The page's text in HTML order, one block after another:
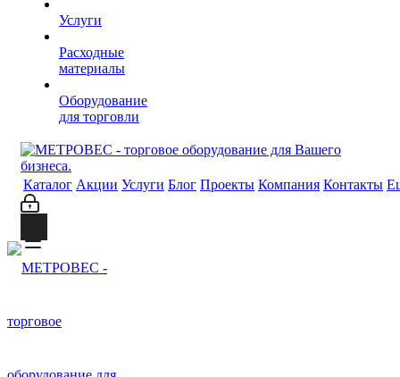
Услуги
Расходные
материалы
Оборудование
для торговли
Каталог Акции Услуги Блог Проекты Компания Контакты